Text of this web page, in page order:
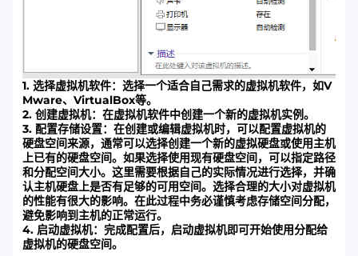
1. 选择虚拟机软件：选择一个适合自己需求的虚拟机软件，如V
Mware、VirtualBox等。
2. 创建虚拟机：在虚拟机软件中创建一个新的虚拟机实例。
3. 配置存储设置：在创建或编辑虚拟机时，可以配置虚拟机的
硬盘空间来源，通常可以选择创建一个新的虚拟硬盘或使用主机
上已有的硬盘空间。如果选择使用现有硬盘空间，可以指定路径
和分配空间大小。这里需要根据自己的实际情况进行选择，并确
认主机硬盘上是否有足够的可用空间。选择合理的大小对虚拟机
的性能有很大的影响。在此过程中务必谨慎考虑存储空间分配，
避免影响到主机的正常运行。
4. 启动虚拟机：完成配置后，启动虚拟机即可开始使用分配给
虚拟机的硬盘空间。